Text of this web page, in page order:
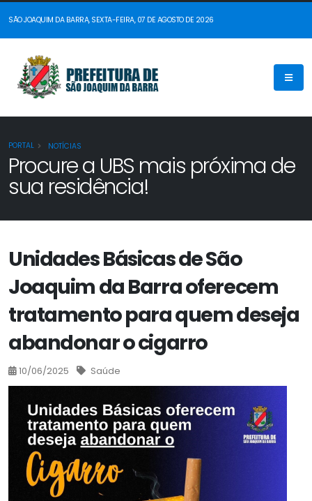
SÃO JOAQUIM DA BARRA, SEXTA-FEIRA, 07 DE AGOSTO DE 2026
PORTAL NOTÍCIAS
Procure a UBS mais próxima de
sua residência!
Unidades Básicas de São
Joaquim da Barra oferecem
tratamento para quem deseja
abandonar o cigarro
10/06/2025 Saúde